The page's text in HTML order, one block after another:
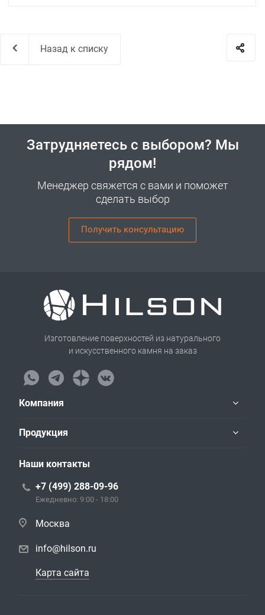
Назад к списку
Затрудняетесь с выбором? Мы
рядом!
Менеджер свяжется с вами и поможет
сделать выбор
Получить консультацию
Изготовление поверхностей из натурального
и искусственного камня на заказ
Компания
Продукция
Наши контакты
+7 (499) 288-09-96
Ежедневно: 9:00 - 18:00
Москва
info@hilson.ru
Карта сайта